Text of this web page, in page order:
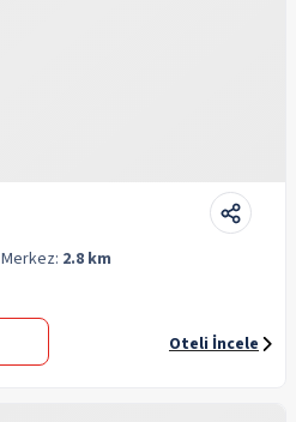
Merkez: 2.8 km
Oteli İncele